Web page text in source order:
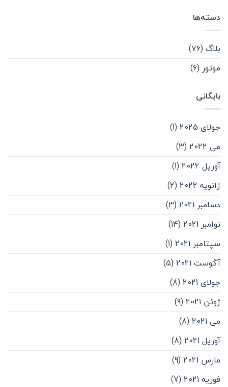
دسته‌ها
بلاگ (۷۶)
موتور (۶)
بایگانی
جولای 2025
(1)
می 2022
(3)
آوریل 2022
(1)
ژانویه 2022
(2)
دسامبر 2021
(3)
نوامبر 2021
(14)
سپتامبر 2021
(1)
آگوست 2021
(5)
جولای 2021
(8)
ژوئن 2021
(9)
می 2021
(8)
آوریل 2021
(8)
مارس 2021
(9)
فوریه 2021
(7)